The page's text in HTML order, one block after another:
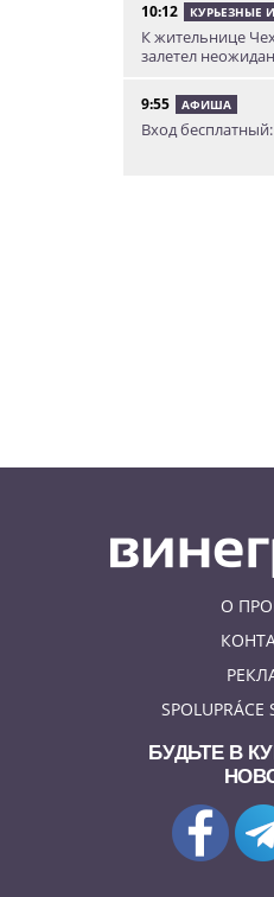
10:12 КУРЬЕЗНЫЕ
К жительнице
залетел
9:55 АФИША
Вход
О
SPOLUPRÁCE
БУДЬТЕ В